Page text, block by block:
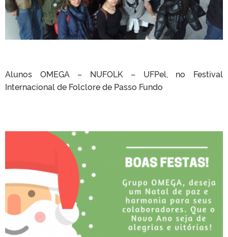
Alunos OMEGA – NUFOLK – UFPel, no Festival
Internacional de Folclore de Passo Fundo